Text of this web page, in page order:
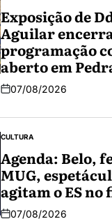
Exposição de
Aguilar
programação
aberto em
07/08/2026
CULTURA
Agenda: Belo,
MUG,
agitam o ES no
07/08/2026